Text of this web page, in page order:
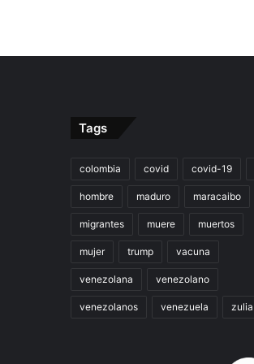
Tags
colombia covid covid-19
hombre maduro maracaibo
migrantes muere muertos
mujer trump vacuna
venezolana venezolano
venezolanos venezuela zulia